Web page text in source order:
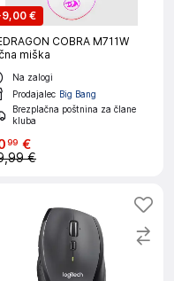
9,00 €
COBRA M711W
miška
Na zalogi
Prodajalec Big Bang
Brezplačna poštnina za člane
kluba
99 €
€